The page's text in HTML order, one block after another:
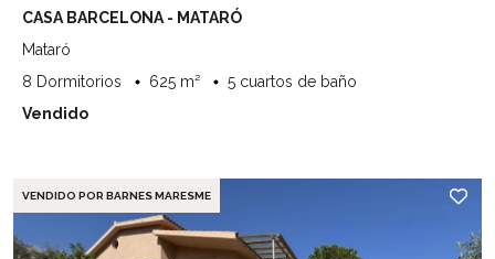
CASA BARCELONA - MATARÓ
Mataró
8 Dormitorios
625 m²
5 cuartos de baño
Vendido
VENDIDO POR BARNES MARESME